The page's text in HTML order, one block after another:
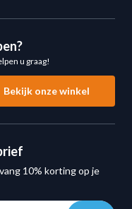
u graag!
Bekijk onze winkel
10% korting op je